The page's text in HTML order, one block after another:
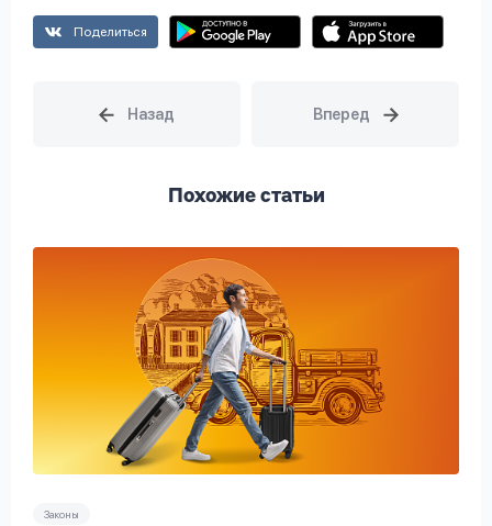
Поделиться
Похожие статьи
Законы